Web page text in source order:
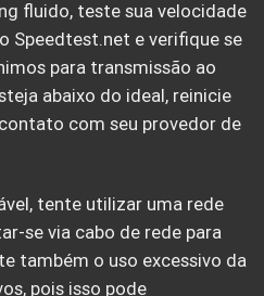
fluido, teste sua velocidade
Speedtest.net e verifique se
para transmissão ao
abaixo do ideal, reinicie
com seu provedor de
tente utilizar uma rede
se via cabo de rede para
também o uso excessivo da
pois isso pode